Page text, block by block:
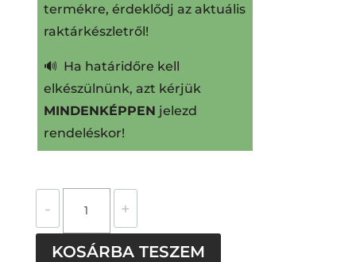
termékre, érdeklődj az aktuális
raktárkészletről!
🔊 Ha határidőre kell
elkészülnünk, azt kérjük
MINDENKÉPPEN jelezd
rendeléskor!
-
övcsat
+
KOSÁRBA TESZEM